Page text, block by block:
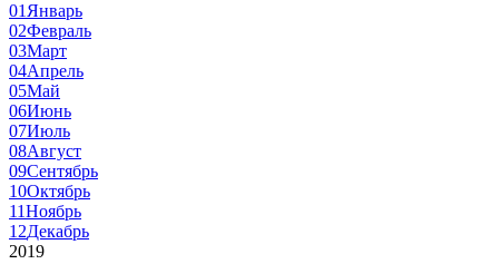
01 Январь
02Февраль
03Март
04Апрель
05Май
06Июнь
07Июль
08Август
09Сентябрь
10Октябрь
11Ноябрь
12Декабрь
2019